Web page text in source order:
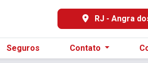
RJ - Angra
Seguros Contato